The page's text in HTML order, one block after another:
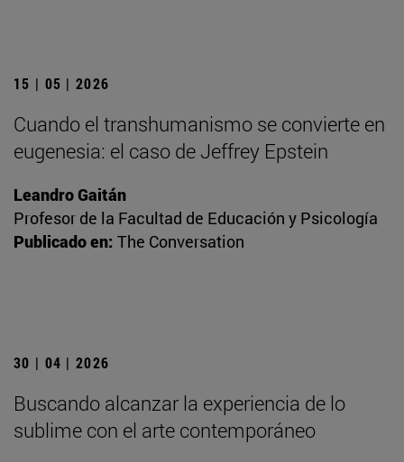
15 | 05 | 2026
Cuando el transhumanismo se convierte en
eugenesia: el caso de Jeffrey Epstein
Leandro Gaitán
Profesor de la Facultad de Educación y Psicología
Publicado en: The Conversation
30 | 04 | 2026
Buscando alcanzar la experiencia de lo
sublime con el arte contemporáneo